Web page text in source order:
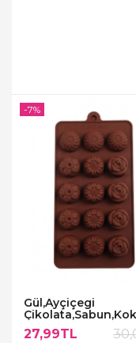
Gül,Ayçiçegi
Taş Kalıbı
27,99TL
-7%